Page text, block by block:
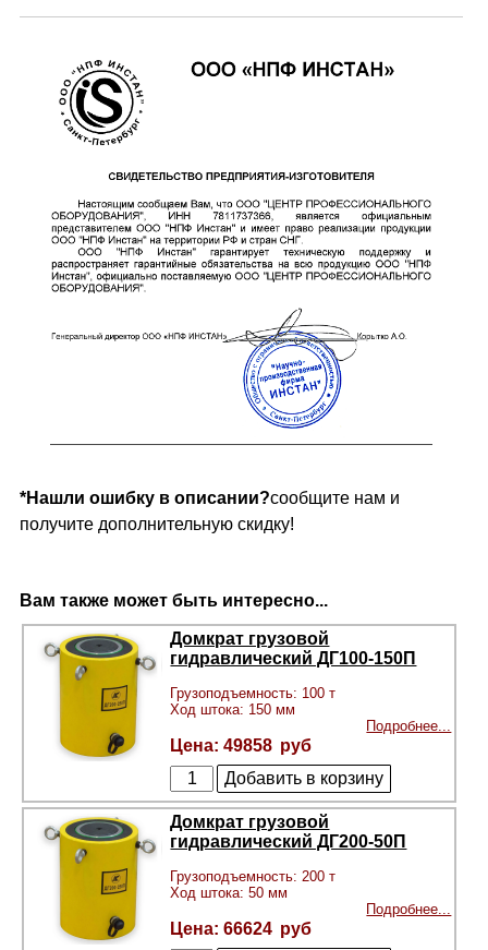
*Нашли ошибку в описании?сообщите нам и
получите дополнительную скидку!
Вам также может быть интересно...
Домкрат грузовой
гидравлический ДГ100-150П
Грузоподъемность: 100 т
Ход штока: 150 мм
Подробнее...
49858
Домкрат грузовой
гидравлический ДГ200-50П
Грузоподъемность: 200 т
Ход штока: 50 мм
Подробнее...
66624